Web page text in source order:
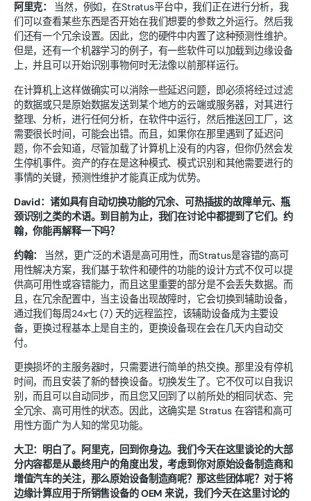
阿里克：
当然，例如，在Stratus平台中，我们正在进行分析，我
们可以查看某些东西是否开始在我们想要的参数之外运行。然后我
们还有一个冗余设置。因此，您的硬件中内置了这种预测性维护。
但是，还有一个机器学习的例子，有一些软件可以加载到边缘设备
上，并且可以开始识别事物何时无法像以前那样运行。
在计算机上这样做确实可以消除一些延迟问题，即必须将经过过滤
的数据或只是原始数据发送到某个地方的云端或服务器，对其进行
整理、分析，进行任何分析，在软件中运行，然后推送回工厂，这
需要很长时间，可能会出错。而且，如果你在那里遇到了延迟问
题，你不会知道，尽管加载了计算机上没有的内容，但你仍然会发
生停机事件。资产的存在是这种模式、模式识别和其他需要进行的
事情的关键，预测性维护才能真正成为优势。
David：诸如具有自动切换功能的冗余、可热插拔的故障单元、瓶
颈识别之类的术语。到目前为止，我们在讨论中都提到了它们。约
翰，你能再解释一下吗？
约翰：
当然，更广泛的术语是高可用性，而Stratus是容错的高可
用性解决方案，我们基于软件和硬件的功能的设计方式不仅可以提
供高可用性或容错能力，而且这里重要的部分是不会丢失数据。而
且，在冗余配置中，当主设备出现故障时，它会切换到辅助设备，
通过我们每周24x七 (7) 天的远程监控，该辅助设备成为主要设
备，更换过程基本上是自主的，更换设备现在会在几天内自动交
付。
更换损坏的主服务器时，只需要进行简单的热交换。那里没有停机
时间，而且安装了新的替换设备。切换发生了。它不仅可以自我识
别，而且可以自动同步，而且您又回到了以前所处的相同状态、完
全冗余、高可用性的状态。因此，这确实是 Stratus 在容错和高可
用性方面广为人知的常见功能。
大卫：明白了。阿里克，回到你身边。我们今天在这里谈论的大部
分内容都是从最终用户的角度出发，考虑到你对原始设备制造商和
增值汽车的关注，那么原始设备制造商呢？那这些团体呢？对于将
边缘计算应用于所销售设备的 OEM 来说，我们今天在这里讨论的